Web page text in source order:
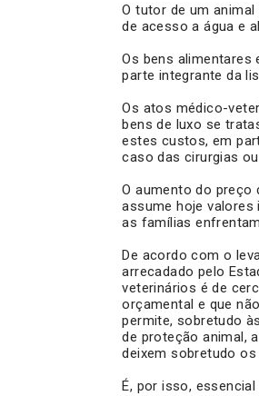
O tutor de um
de acesso a água e
Os bens alimentares
parte integrante da
Os atos médico-
bens de luxo se
estes custos, em
caso das cirurgias
O aumento do preço
assume hoje
as famílias
De acordo com o
arrecadado pelo
veterinários é de
orçamental e que
permite, sobretudo
de proteção animal,
deixem sobretudo
É, por isso,